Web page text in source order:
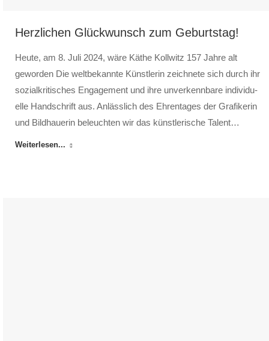
Herzlichen Glückwunsch zum Geburtstag!
Heute, am 8. Juli 2024, wäre Käthe Kollwitz 157 Jahre alt
geworden Die welt­bekannte Künst­lerin zeichnete sich durch ihr
sozial­kritisches En­gage­ment und ihre un­ver­kenn­bare individu­
elle Hand­schrift aus. An­lässlich des Ehren­tages der Grafikerin
und Bild­hauerin be­leuchten wir das künst­lerische Talent…
Weiterlesen...